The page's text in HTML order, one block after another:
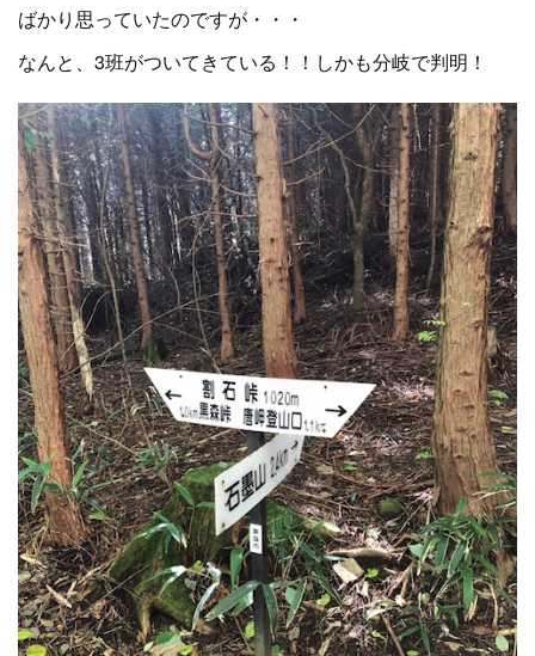
ばかり思っていたのですが・・・
なんと、3班がついてきている！！しかも分岐で判明！